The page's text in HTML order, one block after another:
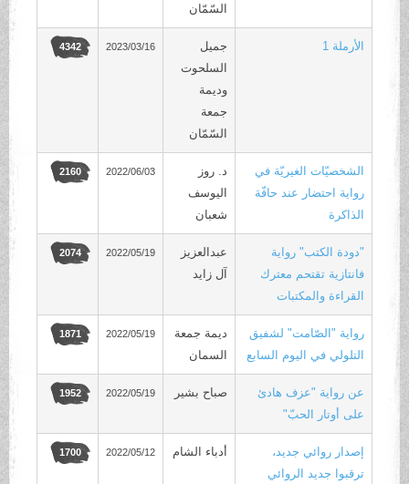
السّمّان
الأرملة 1
جميل
السلحوت
وديمة
جمعة
السّمّان
2023/03/16
4342
الشخصيّات الغيريّة في
رواية احتضار عند حافّة
الذاكرة
د. روز
اليوسف
شعبان
2022/06/03
2160
"دودة الكتب" رواية
فانتازية تقتحم معترك
القراءة والمكتبات
عبدالعزيز
آل زايد
2022/05/19
2074
رواية "الصّامت" لشفيق
التلولي في اليوم السابع
ديمة جمعة
السمان
2022/05/19
1871
عن رواية "عزف هادئ
على أوتار الحبّ"
صباح بشير 2022/05/19
1952
إصدار روائي جديد،
ترقبوا جديد الروائي
أدباء الشام 2022/05/12
1700